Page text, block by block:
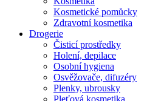
Kosmetické pomůcky
Zdravotní kosmetika
Drogerie
Čisticí prostředky
Holení, depilace
Osobní hygiena
Osvěžovače, difuzéry
Plenky, ubrousky
Pleťová kosmetika